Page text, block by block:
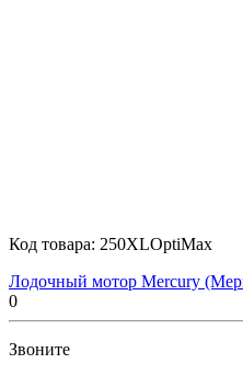
Код товара: 250XLOptiMax
Лодочный мотор Mercury
0
Звоните